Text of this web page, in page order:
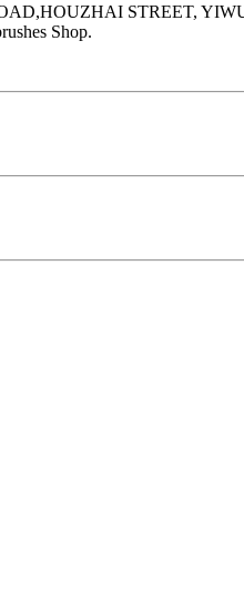
STREET,
Shop.